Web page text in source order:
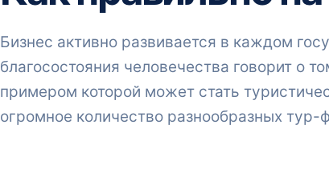
Бизнес активно развивается в каждом
благосостояния человечества говорит о
примером которой может стать
огромное количество разнообразных тур-